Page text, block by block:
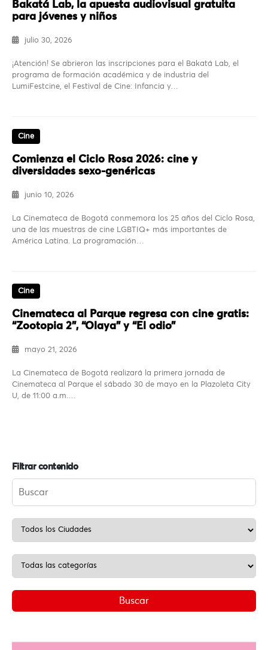
Bakatá Lab, la apuesta audiovisual gratuita
para jóvenes y niños
julio 30, 2026
¡Atención! Se abrieron las inscripciones para el Bakatá Lab, el
programa de formación académica y de industria del
LumiFestcine, el Festival de Cine: Infancia y…
Cine
Comienza el Ciclo Rosa 2026: cine y
diversidades sexo-genéricas
junio 10, 2026
La Cinemateca de Bogotá conmemora los 25 años del Ciclo Rosa,
una de las muestras de cine LGBTIQ+ más importantes de
América Latina. La programación…
Cine
Cinemateca al Parque regresa con cine gratis:
“Zootopia 2”, “Olaya” y “El odio”
mayo 21, 2026
La Cinemateca de Bogotá realizará la primera jornada de
Cinemateca al Parque el sábado 30 de mayo en la Plazoleta City
U, de 11:00 a.m.…
Filtrar contenido